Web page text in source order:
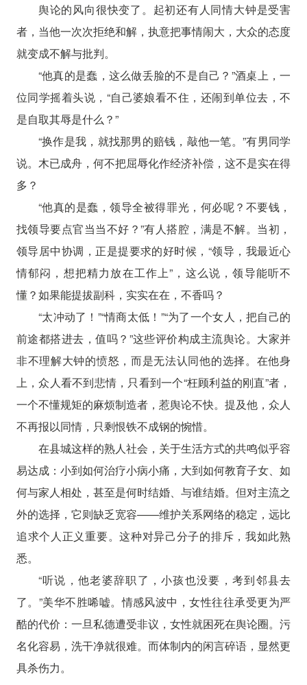
舆论的风向很快变了。起初还有人同情大钟是受害
者，当他一次次拒绝和解，执意把事情闹大，大众的态度
就变成不解与批判。
“他真的是蠢，这么做丢脸的不是自己？”酒桌上，一
位同学摇着头说，“自己婆娘看不住，还闹到单位去，不
是自取其辱是什么？”
“换作是我，就找那男的赔钱，敲他一笔。”有男同学
说。木已成舟，何不把屈辱化作经济补偿，这不是实在得
多？
“他真的是蠢，领导全被得罪光，何必呢？不要钱，
找领导要点官当当不好？”有人搭腔，满是不解。当初，
领导居中协调，正是提要求的好时候，“领导，我最近心
情郁闷，想把精力放在工作上”，这么说，领导能听不
懂？如果能提拔副科，实实在在，不香吗？
“太冲动了！”“情商太低！”“为了一个女人，把自己的
前途都搭进去，值吗？”这些评价构成主流舆论。大家并
非不理解大钟的愤怒，而是无法认同他的选择。在他身
上，众人看不到悲情，只看到一个“枉顾利益的刚直”者，
一个不懂规矩的麻烦制造者，惹舆论不快。提及他，众人
不再报以同情，只剩恨铁不成钢的惋惜。
在县城这样的熟人社会，关于生活方式的共鸣似乎容
易达成：小到如何治疗小病小痛，大到如何教育子女、如
何与家人相处，甚至是何时结婚、与谁结婚。但对主流之
外的选择，它则缺乏宽容——维护关系网络的稳定，远比
追求个人正义重要。这种对异己分子的排斥，我如此熟
悉。
“听说，他老婆辞职了，小孩也没要，考到邻县去
了。”美华不胜唏嘘。情感风波中，女性往往承受更为严
酷的代价：一旦私德遭受非议，女性就困死在舆论圈。污
名化容易，洗干净就很难。而体制内的闲言碎语，显然更
具杀伤力。